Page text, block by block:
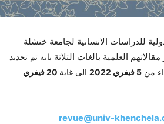
للدراسات الانسانية لجامعة خنشلة
العلمية بالغات الثلاثة بانه تم تحديد
من 5 فيفري 2022 الى غاية
20 فيفري
revue@univ-